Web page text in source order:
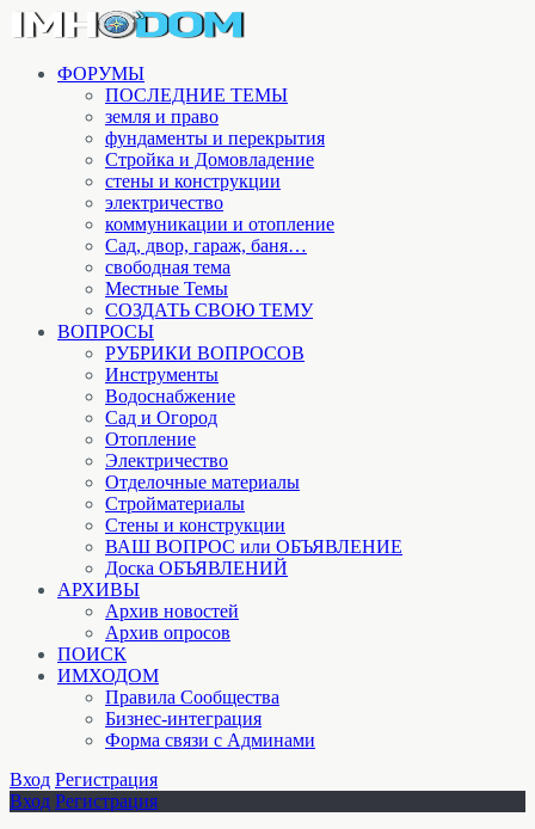
ФОРУМЫ
ПОСЛЕДНИЕ ТЕМЫ
земля и право
фундаменты и перекрытия
Стройка и Домовладение
стены и конструкции
электричество
коммуникации и отопление
Cад, двор, гараж, баня…
свободная тема
Местные Темы
СОЗДАТЬ СВОЮ ТЕМУ
ВОПРОСЫ
РУБРИКИ ВОПРОСОВ
Инструменты
Водоснабжение
Сад и Огород
Отопление
Электричество
Отделочные материалы
Стройматериалы
Стены и конструкции
ВАШ ВОПРОС или ОБЪЯВЛЕНИЕ
Доска ОБЪЯВЛЕНИЙ
АРХИВЫ
Архив новостей
Архив опросов
ПОИСК
ИМХОДОМ
Правила Сообщества
Бизнес-интеграция
Форма связи с Админами
Вход Регистрация
Вход Регистрация